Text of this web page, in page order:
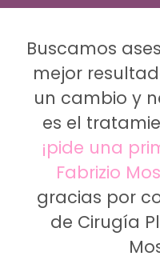
Buscamos
mejor
un cambio y
es el
¡pide una
Fabrizio
gracias por
de Cirugía